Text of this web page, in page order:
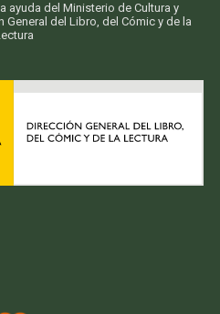
ayuda del Ministerio de Cultura y
del Libro, del Cómic y de la